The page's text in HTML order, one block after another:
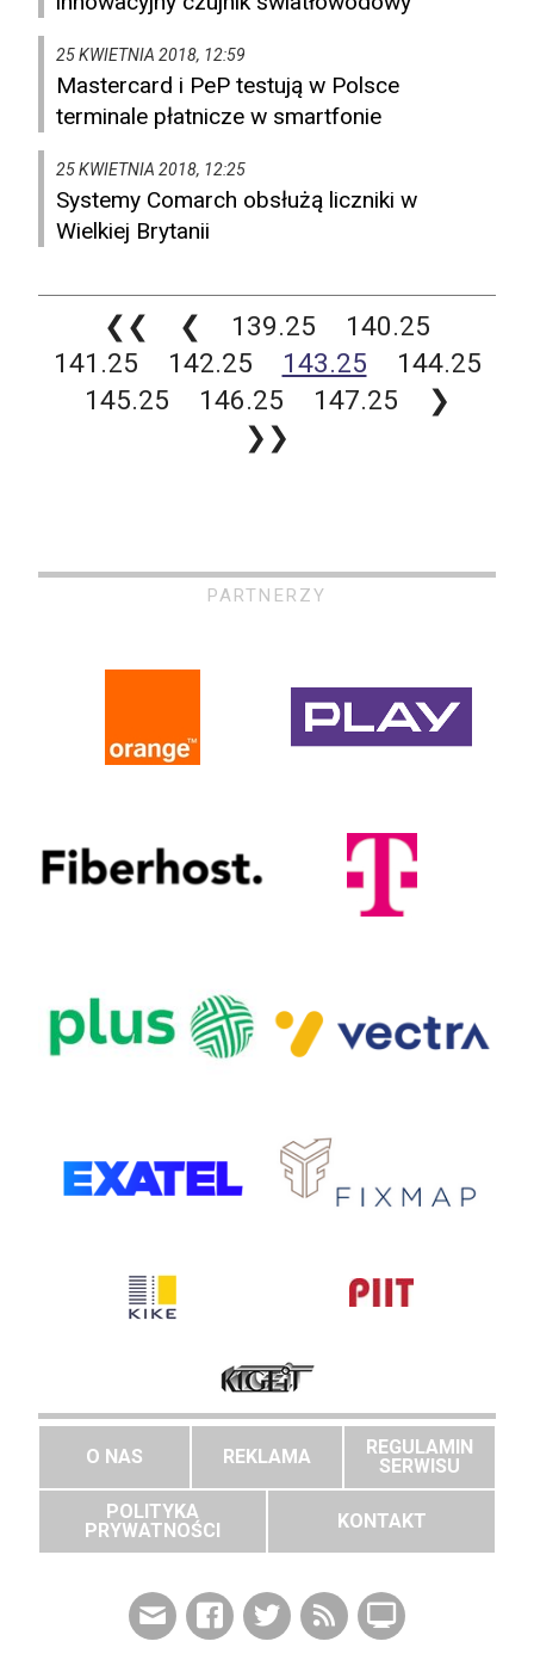
25 KWIETNIA 2018, 12:59
Mastercard i PeP testują w Polsce
terminale płatnicze w smartfonie
25 KWIETNIA 2018, 12:25
Systemy Comarch obsłużą liczniki w
Wielkiej Brytanii
❮❮ ❮ 139.25
140.25
141.25
142.25 143.25
144.25
145.25
146.25 147.25
❯
❯❯
PARTNERZY
O NAS REKLAMA
REGULAMIN
SERWISU
POLITYKA
PRYWATNOŚCI
KONTAKT